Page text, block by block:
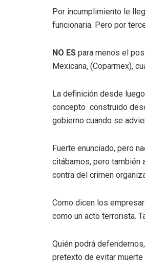
Por incumplimiento le
funcionaria. Pero por
NO ES para menos el
Mexicana, (Coparmex),
La definición desde
concepto construido
gobierno cuando se
Fuerte enunciado, pero
citábamos, pero también
contra del crimen
Como dicen los
como un acto terrorista.
Quién podrá
pretexto de evitar